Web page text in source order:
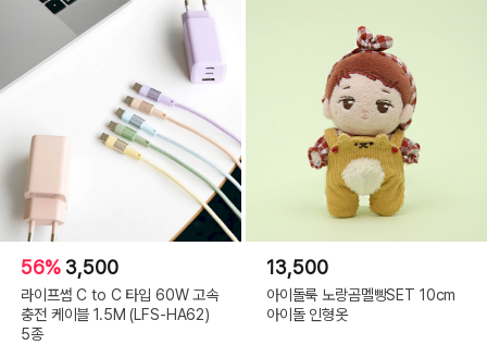
56% 3,500
라이프썸 C to C 타입 60W 고속
충전 케이블 1.5M (LFS-HA62)
5종
13,500
아이돌룩 노랑곰멜빵SET 10cm
아이돌 인형옷